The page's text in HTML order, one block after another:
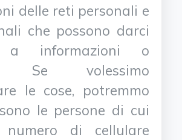
delle reti personali e
che possono darci
a informazioni o
Se volessimo
le cose, potremmo
le persone di cui
di cellulare